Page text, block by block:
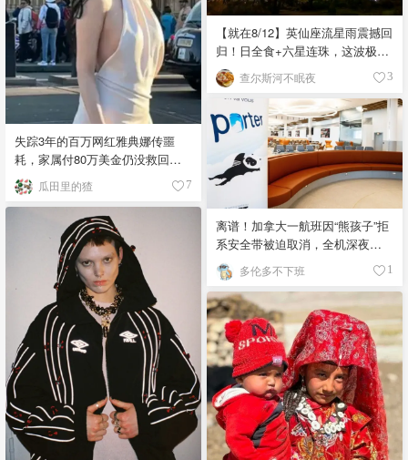
失踪3年的百万网红雅典娜传噩
耗，家属付80万美金仍没救回，
闺蜜至今潜逃！
瓜田里的猹 7
【就在8/12】英仙座流星雨震撼回
归！日全食+六星连珠，这波极致
浪漫别错过
查尔斯河不眠夜 3
离谱！加拿大一航班因“熊孩子”拒
系安全带被迫取消，全机深夜滞
留！
多伦多不下班 1